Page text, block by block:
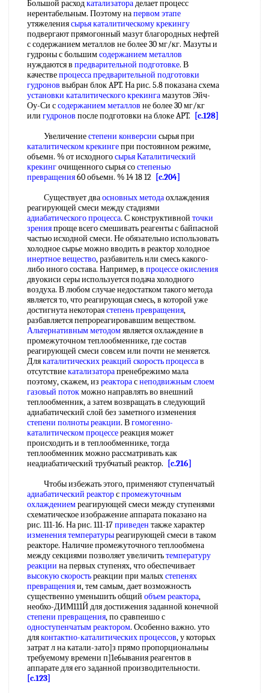
Большой расходкатализатораделает процесс
нерентабельным. Поэтому напервом этапе
утяжелениясырья каталитическому крекингу
подвергают прямогонный мазут благородных нефтей
с содержанием металлов не более 30 мг/кг. Мазуты и
гудроны с большимсодержанием металлов
нуждаются в предварительной подготовке. В
качествепроцессапредварительной подготовки
гудронов выбран блок APT. На рис. 5.8 показана схема
установки каталитического крекингамазутов Эйч-
Оу-Си ссодержанием металлов не более 30 мг/кг
или гудронов после подготовки на блоке APT.
[c.128]
Увеличениестепени конверсии сырья при
каталитическом крекингепри постоянном режиме,
объемн. % от исходногосырья Каталитический
крекингочищенного сырья состепенью
превращения60 объемн. % 14 18 12 [c.204]
Существует дваосновных методаохлаждения
реагирующей смеси между стадиями
адиабатического процесса. С конструктивной точки
зренияпроще всего смешивать реагенты с байпасной
частью исходной смеси. Не обязательно использовать
холодное сырье можно вводить в реактор холодное
инертное вещество, разбавитель нли смесь какого-
либо иного состава. Например, в процессе окисления
двуокиси серы используется подача холодного
воздуха. В любом случае недостатком такого метода
является то, что реагирующая смесь, в которой уже
достигнута некотораястепень превращения,
разбавляется пепрореагировавшим веществом.
Альтернативным методомявляется охлаждение в
промежуточном теплообменнике, где состав
реагирующей смеси совсем или почти не меняется.
Длякаталитических реакций скоростьпроцессав
отсутствиекатализаторапренебрежимо мала
поэтому, скажем, из реактораснеподвижным слоем
газовый потокможно направлять во внешний
теплообменник, а затем возвращать в следующий
адиабатический слой без заметного изменения
степени полноты реакции. Вгомогенно-
каталитическом процессереакция может
происходить и в теплообменнике, тогда
теплообменник можно рассматривать как
неадиабатический трубчатый реактор.
[c.216]
Чтобы избежать этого, применяют ступенчатый
адиабатический реакторспромежуточным
охлаждениемреагирующей смеси между ступенями
схематическое изображение аппарата показано на
рис. 111-16. На рис. 111-17приведен также характер
изменения температурыреагирующей смеси в таком
реакторе. Наличие промежуточного теплообмена
между секциями позволяет увеличитьтемпературу
реакции на первых ступенях, что обеспечивает
высокую скоростьреакции при малыхстепенях
превращенияи, тем самым, дает возможность
существенно уменьшить общий объем реактора,
необхо-ДИМ111Й для достижения заданной конечной
степени превращения, по сравпеишо с
одноступенчатым реактором. Особенно важно. уто
дляконтактно-каталитических процессов, у которых
затрат л на катали-зато]з прямо пропорциональны
требуемому времени п]1е6ывания реагентов в
аппарате для его заданной производительности.
[c.123]